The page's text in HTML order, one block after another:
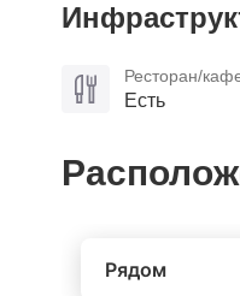
Ресторан/
Есть
Рядом